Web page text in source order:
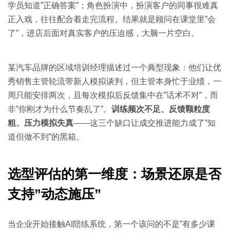
学员知道”正确答案”；角色扮演中，扮演客户的同事很难真
正入戏，往往配合着走完流程。结果就是顾问在课堂里”会
了”，进店后面对真实客户的压迫感，大脑一片空白。
某汽车品牌的区域培训经理描述过一个典型现象：他们让优
秀销售主管轮流带新人模拟谈判，但主管本身忙于业绩，一
周只能安排两次，且每次模拟后反馈集中在”话术不对”，而
非”你刚才为什么节奏乱了”。 训练频次不足、反馈颗粒度
粗、压力模拟失真——这三个缺口让成交推进能力成了”知
道但做不到”的黑箱。
选型评估的第一维度：场景还原是否
支持”动态施压”
当企业开始接触AI陪练系统，第一个该问的不是”有多少课